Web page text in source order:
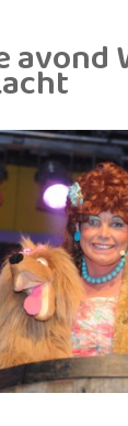
avond